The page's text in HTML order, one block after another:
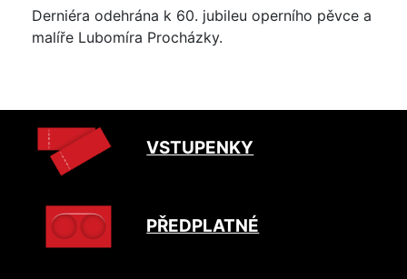
Derniéra odehrána k 60. jubileu operního pěvce a
malíře Lubomíra Procházky.
VSTUPENKY
PŘEDPLATNÉ